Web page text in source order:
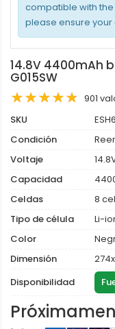
compatible with the
please ensure your
14.8V 4400mAh
G015SW
901
SKU
Condición
Voltaje
Capacidad
Celdas
8
Tipo de célula
Li-
Color
Dimensión
Disponibilidad